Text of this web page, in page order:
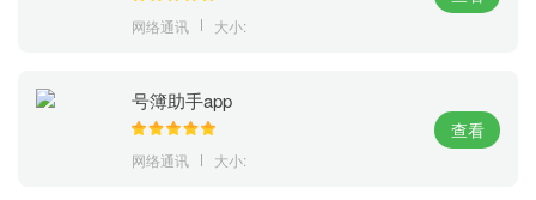
网络通讯 大小:
号簿助手app
网络通讯 大小:
查看